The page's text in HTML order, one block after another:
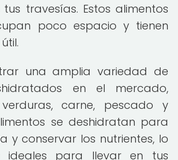
travesías. Estos alimentos
poco espacio y tienen
una amplia variedad de
en el mercado,
carne, pescado y
se deshidratan para
y conservar los nutrientes, lo
ideales para llevar en tus